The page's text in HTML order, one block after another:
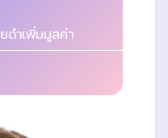
ดำเพิ่มมูลค่า